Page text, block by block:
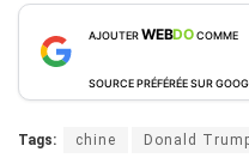
AJOUTERWEBDOCOMME
SOURCE PRÉFÉRÉE SUR
Tags: chine Donald